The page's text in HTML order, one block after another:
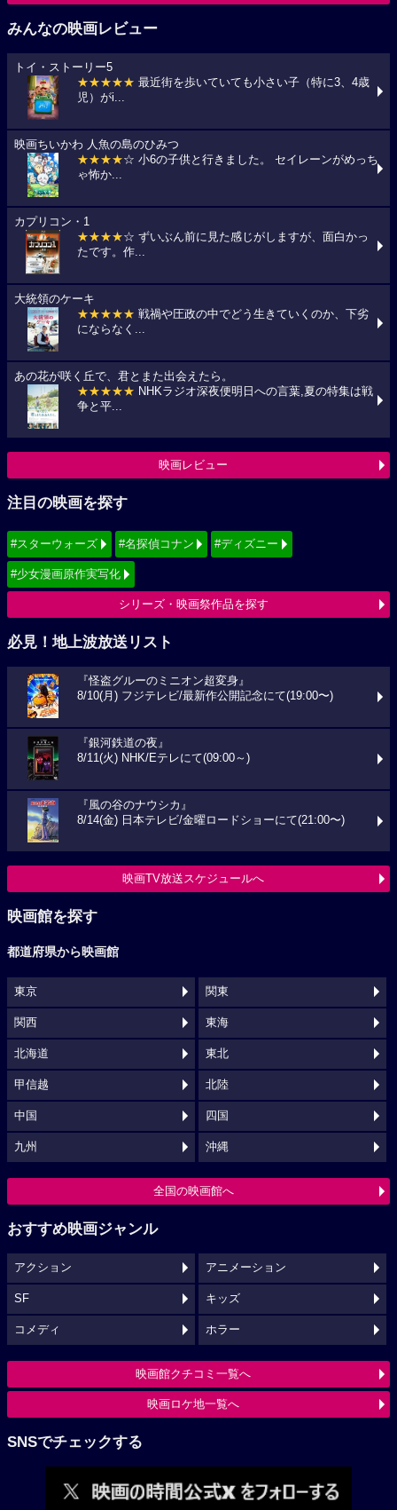
みんなの映画レビュー
トイ・ストーリー5
★★★★★ 最近街を歩いていても小さい子（特に3、4歳
児）がi...
映画ちいかわ 人魚の島のひみつ
★★★★☆ 小6の子供と行きました。 セイレーンがめっち
ゃ怖か...
カプリコン・1
★★★★☆ ずいぶん前に見た感じがしますが、面白かっ
たです。作...
大統領のケーキ
★★★★★ 戦禍や圧政の中でどう生きていくのか、下劣
にならなく...
あの花が咲く丘で、君とまた出会えたら。
★★★★★ NHKラジオ深夜便明日への言葉,夏の特集は戦
争と平...
映画レビュー
注目の映画を探す
#スターウォーズ #名探偵コナン #ディズニー
#少女漫画原作実写化
シリーズ・映画祭作品を探す
必見！地上波放送リスト
『怪盗グルーのミニオン超変身』
8/10(月) フジテレビ/最新作公開記念にて(19:00〜)
『銀河鉄道の夜』
8/11(火) NHK/Eテレにて(09:00～)
『風の谷のナウシカ』
8/14(金) 日本テレビ/金曜ロードショーにて(21:00〜)
映画TV放送スケジュールへ
映画館を探す
都道府県から映画館
東京 関東
関西 東海
北海道 東北
甲信越 北陸
中国 四国
九州 沖縄
全国の映画館へ
おすすめ映画ジャンル
アクション アニメーション
SF キッズ
コメディ ホラー
映画館クチコミ一覧へ
映画ロケ地一覧へ
SNSでチェックする